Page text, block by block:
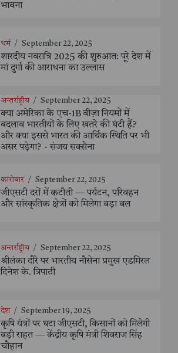
भावना
धर्म / September 22, 2025
शारदीय नवरात्रि 2025 की शुरुआत: पूरे देश में
मां दुर्गा की आराधना का उल्लास
अन्तर्राष्ट्रीय / September 22, 2025
क्या अमेरिका के एच-1B वीज़ा नियमों में
बदलाव भारतीयों के लिए खतरे की घंटी हैं?
और क्या इससे भारत की आर्थिक स्थिति पर भी
असर पड़ेगा? - संजय सक्सैना
कारोबार / September 22, 2025
जीएसटी दरों में कटौती — पर्यटन, परिवहन
और सांस्कृतिक क्षेत्रों को मिलेगा बड़ा बल
अन्तर्राष्ट्रीय / September 22, 2025
श्रीलंका दौरे पर भारतीय नौसेना प्रमुख एडमिरल
दिनेश के. त्रिपाठी
देश / September 19, 2025
कृषि यंत्रों पर घटा जीएसटी, किसानों को मिलेगी
बड़ी राहत — केंद्रीय कृषि मंत्री शिवराज सिंह
चौहान